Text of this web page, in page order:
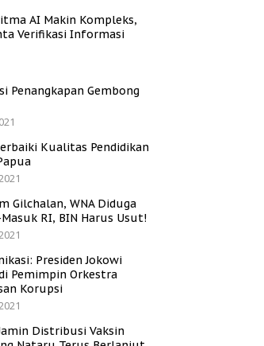
AI Makin Kompleks,
Verifikasi Informasi
Penangkapan Gembong
Kualitas Pendidikan
Gilchalan, WNA Diduga
RI, BIN Harus Usut!
Presiden Jokowi
Pemimpin Orkestra
Korupsi
Distribusi Vaksin